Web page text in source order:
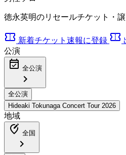
徳永英明のリセールチケット・
confirmation_number 新着チケット速報に登録 confirmation_number
公演
event_available 全公演
chevron_right
地域
edit_location_alt 全国
chevron_right